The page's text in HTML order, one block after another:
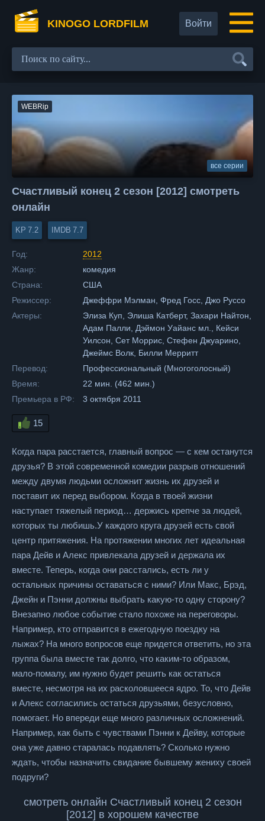
KINOGO LORDFILM Войти
WEBRip
все серии
Счастливый конец 2 сезон [2012] смотреть
онлайн
7.2 7.7
Год:
2012
Жанр:
комедия
Страна:
США
Режиссер:
Джеффри Мэлман, Фред Госс, Джо Руссо
Актеры:
Элиза Куп, Элиша Катберт, Захари Найтон,
Адам Палли, Дэймон Уайанс мл., Кейси
Уилсон, Сет Моррис, Стефен Джуарино,
Джеймс Волк, Билли Мерритт
Перевод:
Профессиональный (Многоголосный)
Время:
22 мин. (462 мин.)
Премьера в РФ:
3 октября 2011
15
Когда пара расстается, главный вопрос — с кем останутся
друзья? В этой современной комедии разрыв отношений
между двумя людьми осложнит жизнь их друзей и
поставит их перед выбором. Когда в твоей жизни
наступает тяжелый период… держись крепче за людей,
которых ты любишь.У каждого круга друзей есть свой
центр притяжения. На протяжении многих лет идеальная
пара Дейв и Алекс привлекала друзей и держала их
вместе. Теперь, когда они расстались, есть ли у
остальных причины оставаться с ними? Или Макс, Брэд,
Джейн и Пэнни должны выбрать какую-то одну сторону?
Внезапно любое событие стало похоже на переговоры.
Например, кто отправится в ежегодную поездку на
лыжах? На много вопросов еще придется ответить, но эта
группа была вместе так долго, что каким-то образом,
мало-помалу, им нужно будет решить как остаться
вместе, несмотря на их расколовшееся ядро. То, что Дейв
и Алекс согласились остаться друзьями, безусловно,
помогает. Но впереди еще много различных осложнений.
Например, как быть с чувствами Пэнни к Дейву, которые
она уже давно старалась подавлять? Сколько нужно
ждать, чтобы назначить свидание бывшему жениху своей
подруги?
смотреть онлайн Счастливый конец 2 сезон
[2012] в хорошем качестве